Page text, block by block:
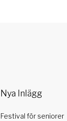
Nya Inlägg
Festival för seniorer